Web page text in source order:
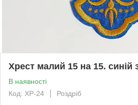
Хрест малий 15 на 15. синій
В наявності
Код: ХР-24
Роздріб